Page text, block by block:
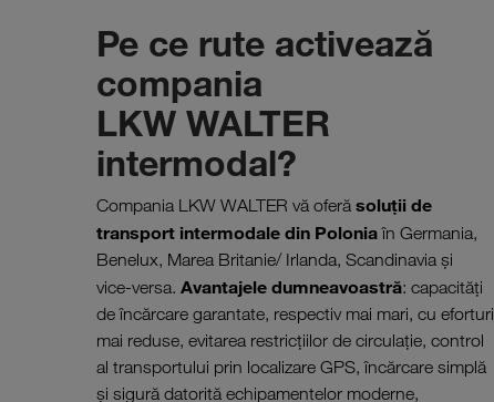
Pe ce rute activează
compania
LKW WALTER
intermodal?
Compania LKW WALTER vă oferă soluții de
transport intermodale din Poloniaîn Germania,
Benelux, Marea Britanie/ Irlanda, Scandinavia și
vice‑versa. Avantajele dumneavoastră: capacități
de încărcare garantate, respectiv mai mari, cu eforturi
mai reduse, evitarea restricțiilor de circulație, control
al transportului prin localizare GPS, încărcare simplă
și sigură datorită echipamentelor moderne,